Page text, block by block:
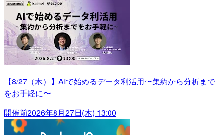
【8/27（木）】AIで始めるデータ利活用〜集約から分析まで
をお手軽に〜
開催前2026年8月27日(木) 13:00